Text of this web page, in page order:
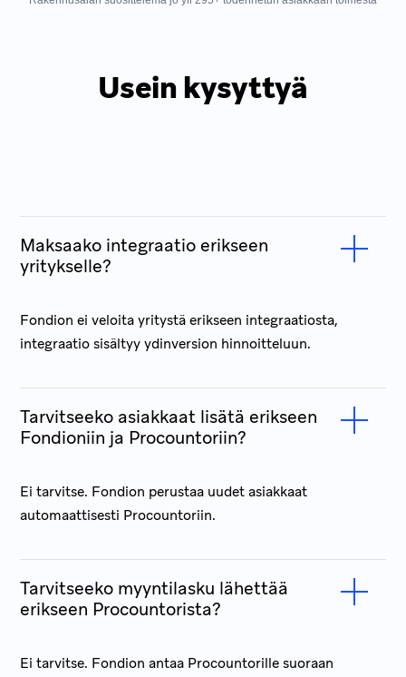
Usein kysyttyä
Maksaako integraatio erikseen
yritykselle?
Fondion ei veloita yritystä erikseen integraatiosta,
integraatio sisältyy ydinversion hinnoitteluun.
Tarvitseeko asiakkaat lisätä erikseen
Fondioniin ja Procountoriin?
Ei tarvitse. Fondion perustaa uudet asiakkaat
automaattisesti Procountoriin.
Tarvitseeko myyntilasku lähettää
erikseen Procountorista?
Ei tarvitse. Fondion antaa Procountorille suoraan